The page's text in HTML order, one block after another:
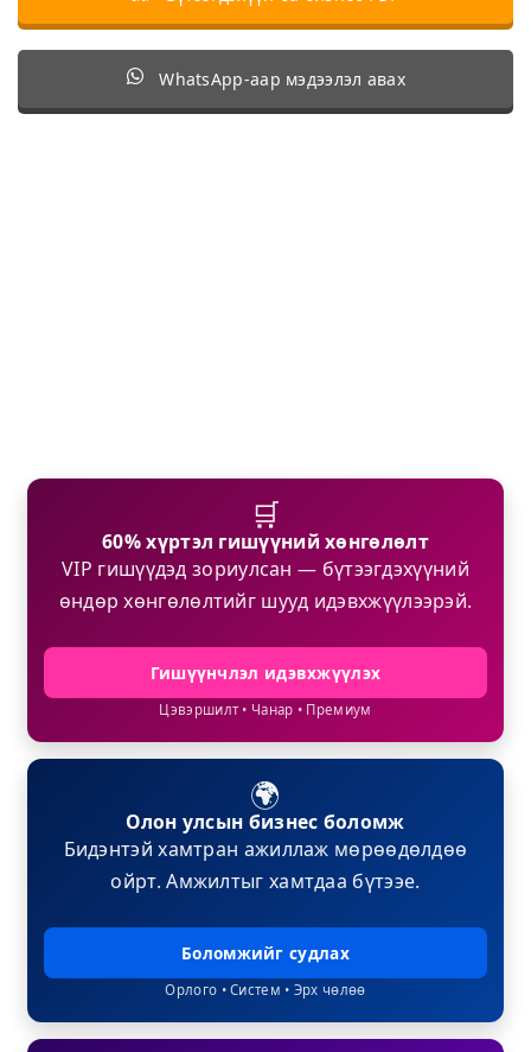
WhatsApp-аар мэдээлэл авах
🛒
60% хүртэл гишүүний хөнгөлөлт
VIP гишүүдэд зориулсан — бүтээгдэхүүний
өндөр хөнгөлөлтийг шууд идэвхжүүлээрэй.
Гишүүнчлэл идэвхжүүлэх
Цэвэршилт • Чанар • Премиум
🌍
Олон улсын бизнес боломж
Бидэнтэй хамтран ажиллаж мөрөөдөлдөө
ойрт. Амжилтыг хамтдаа бүтээе.
Боломжийг судлах
Орлого • Систем • Эрх чөлөө